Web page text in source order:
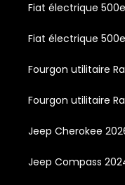
Fiat électrique
Fiat électrique
Fourgon utilitaire
Fourgon utilitaire
Jeep Cherokee
Jeep Compass